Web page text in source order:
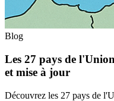
Blog
Les 27 pays de
et mise à jour
Découvrez les 27 pays de